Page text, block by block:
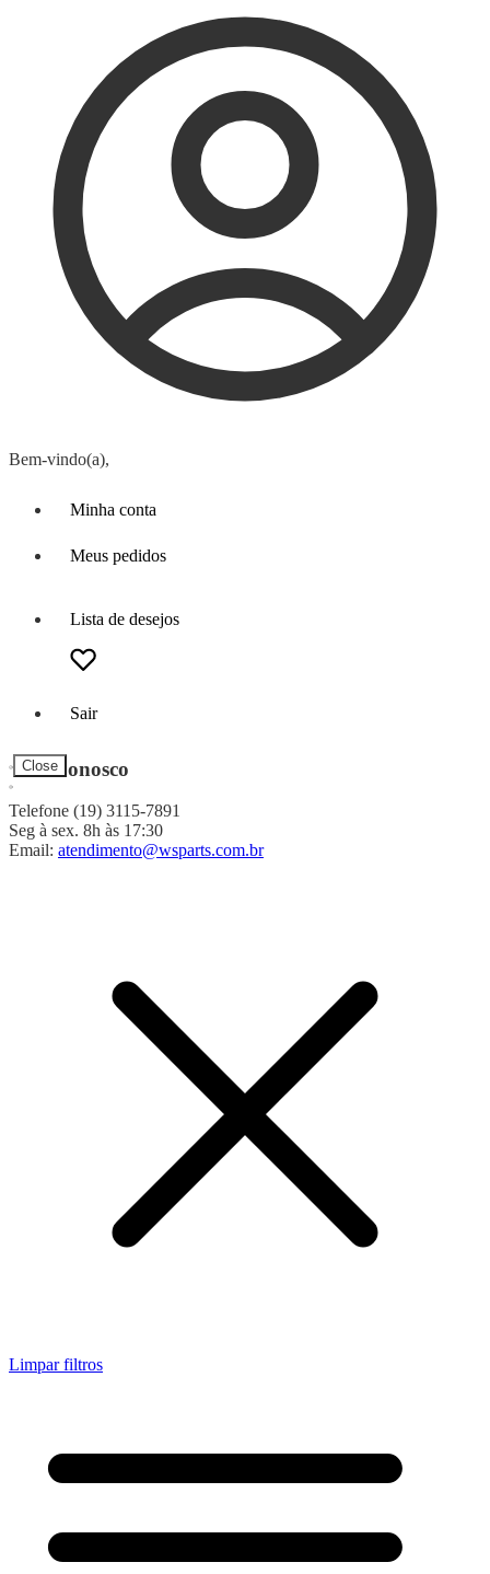
Bem-vindo(a),
Minha conta
Meus pedidos
Lista de desejos
Sair
Close
Fale Conosco
Telefone (19) 3115-7891
Seg à sex. 8h às 17:30
Email: atendimento@wsparts.com.br
Limpar filtros